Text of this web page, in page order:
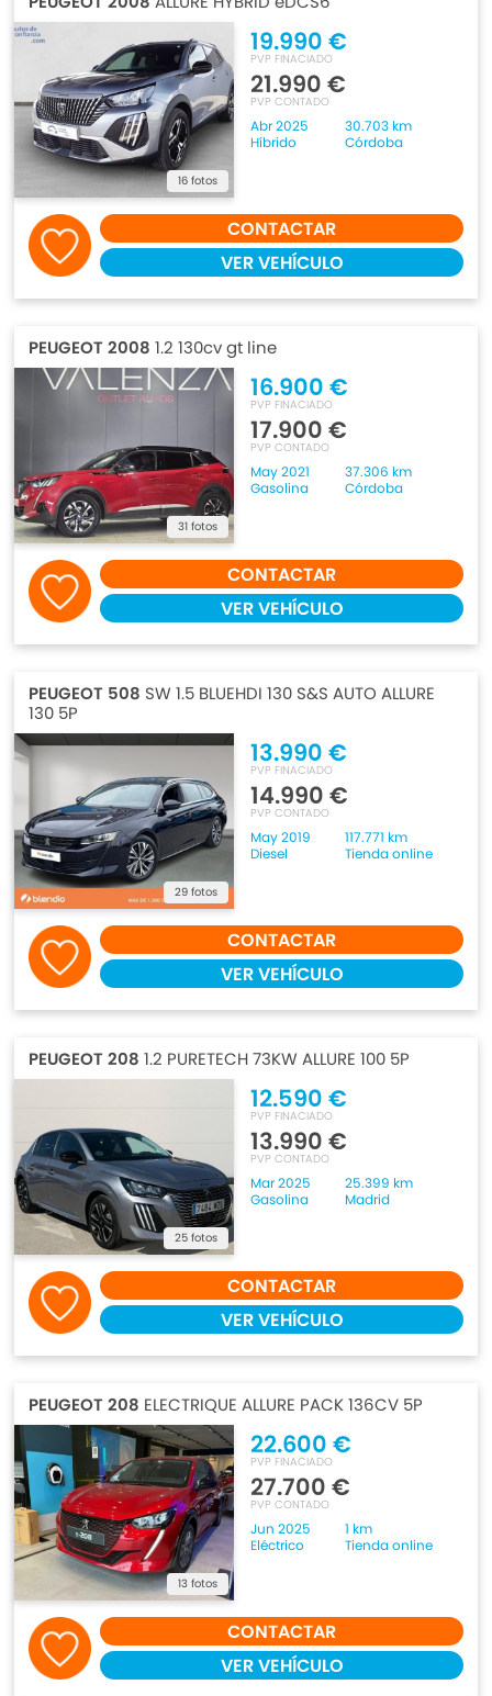
16 fotos
19.990 €
PVP FINACIADO
21.990 €
PVP CONTADO
Abr 2025
30.703 km
Híbrido
Córdoba
CONTACTAR
VER VEHÍCULO
PEUGEOT 2008 1.2 130cv gt line
31 fotos
16.900 €
PVP FINACIADO
17.900 €
PVP CONTADO
May 2021
37.306 km
Gasolina
Córdoba
CONTACTAR
VER VEHÍCULO
PEUGEOT 508 SW 1.5 BLUEHDI 130 S&S AUTO ALLURE
130 5P
29 fotos
13.990 €
PVP FINACIADO
14.990 €
PVP CONTADO
May 2019
117.771 km
Diesel
Tienda online
CONTACTAR
VER VEHÍCULO
PEUGEOT 208 1.2 PURETECH 73KW ALLURE 100 5P
25 fotos
12.590 €
PVP FINACIADO
13.990 €
PVP CONTADO
Mar 2025
25.399 km
Gasolina
Madrid
CONTACTAR
VER VEHÍCULO
PEUGEOT 208 ELECTRIQUE ALLURE PACK 136CV 5P
13 fotos
22.600 €
PVP FINACIADO
27.700 €
PVP CONTADO
Jun 2025
1 km
Eléctrico
Tienda online
CONTACTAR
VER VEHÍCULO